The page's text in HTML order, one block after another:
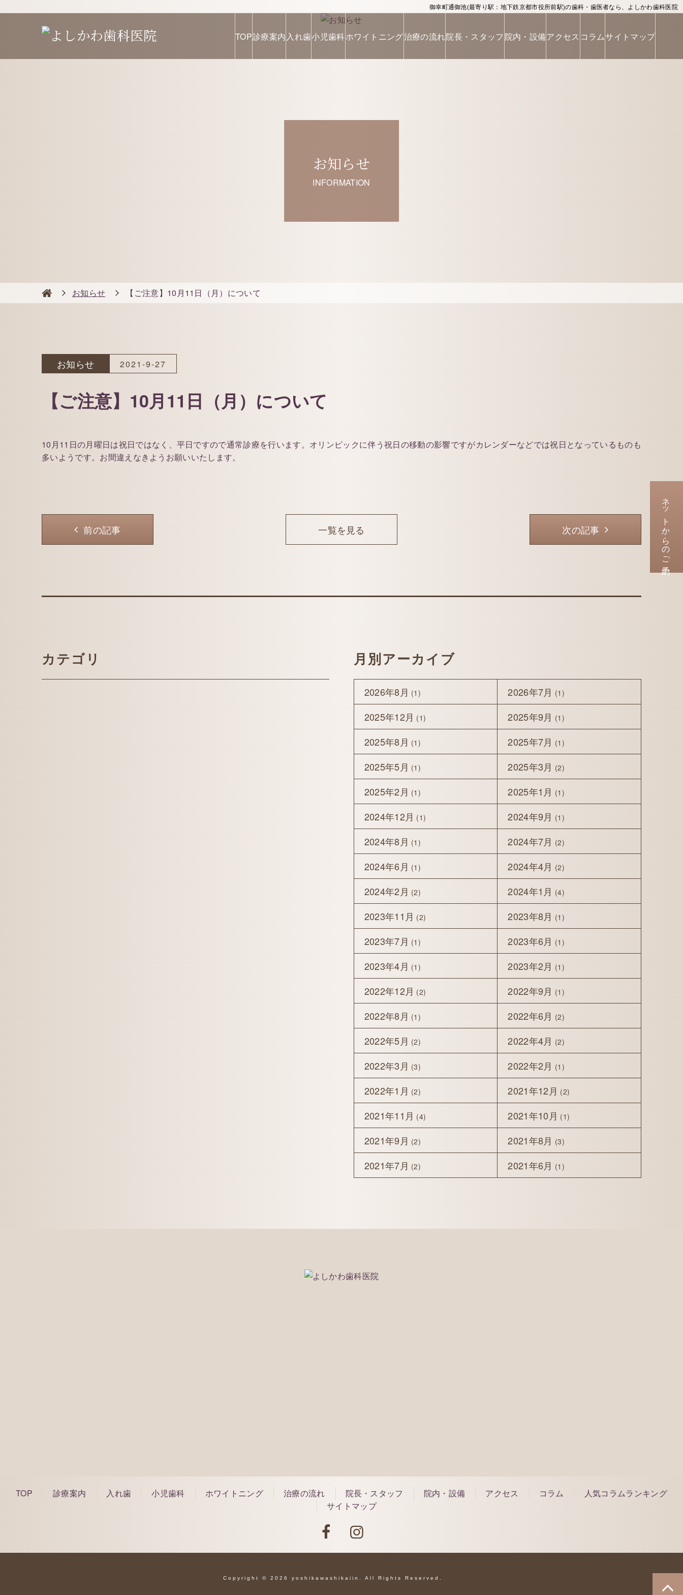
御幸町通御池(最寄り駅：地下鉄京都市役所前駅)の歯科・歯医者なら、よしかわ歯科医院
TOP診療案内 入れ歯小児歯科ホワイトニング治療の流れ院長・スタッフ 院内・設備アクセス コラムサイトマップ
ネットからのご予約
お知らせ
INFORMATION
お知らせ 【ご注意】10月11日（月）について
お知らせ 2021-9-27
【ご注意】10月11日（月）について
10月11日の月曜日は祝日ではなく、平日ですので通常診療を行います。オリンピックに伴う祝日の移動の影響ですがカレンダーなどでは祝日となっているものも
多いようです。お間違えなきようお願いいたします。
前の記事 一覧を見る 次の記事
カテゴリ 月別アーカイブ
2026年8月 (1) 2026年7月 (1)
2025年12月 (1) 2025年9月 (1)
2025年8月 (1) 2025年7月 (1)
2025年5月 (1) 2025年3月 (2)
2025年2月 (1) 2025年1月 (1)
2024年12月 (1) 2024年9月 (1)
2024年8月 (1) 2024年7月 (2)
2024年6月 (1) 2024年4月 (2)
2024年2月 (2) 2024年1月 (4)
2023年11月 (2) 2023年8月 (1)
2023年7月 (1) 2023年6月 (1)
2023年4月 (1) 2023年2月 (1)
2022年12月 (2) 2022年9月 (1)
2022年8月 (1) 2022年6月 (2)
2022年5月 (2) 2022年4月 (2)
2022年3月 (3) 2022年2月 (1)
2022年1月 (2) 2021年12月 (2)
2021年11月 (4) 2021年10月 (1)
2021年9月 (2) 2021年8月 (3)
2021年7月 (2) 2021年6月 (1)
TOP 診療案内 入れ歯 小児歯科 ホワイトニング 治療の流れ 院長・スタッフ 院内・設備 アクセス コラム
人気コラムランキング
サイトマップ
Copyright © 2026 yoshikawashikaiin. All Rights Reserved.